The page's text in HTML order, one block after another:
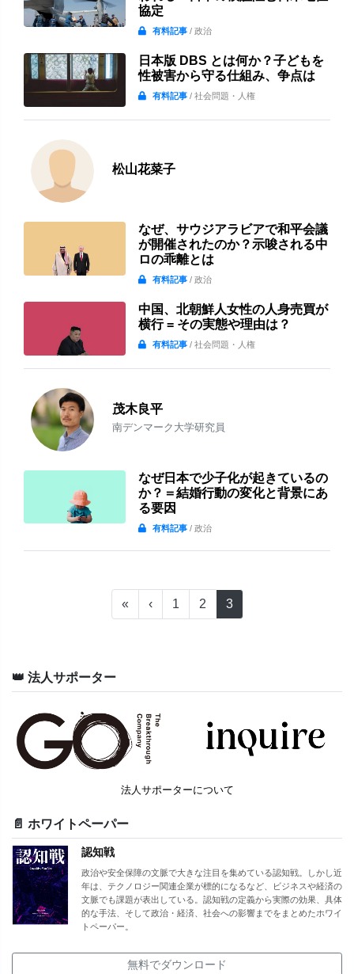
協定
有料記事/ 政治
日本版 DBS とは何か？子どもを
性被害から守る仕組み、争点は
有料記事/ 社会問題・人権
松山花菜子
なぜ、サウジアラビアで和平会議
が開催されたのか？示唆される中
ロの乖離とは
有料記事/ 政治
中国、北朝鮮人女性の人身売買が
横行 = その実態や理由は？
有料記事/ 社会問題・人権
茂木良平
南デンマーク大学研究員
なぜ日本で少子化が起きているの
か？＝結婚行動の変化と背景にあ
る要因
有料記事/ 政治
« ‹ 1 2 3
👑 法人サポーター
法人サポーターについて
📄 ホワイトペーパー
認知戦
政治や安全保障の文脈で大きな注目を集めている認知戦。しかし近
年は、テクノロジー関連企業が標的になるなど、ビジネスや経済の
文脈でも課題が表出している。認知戦の定義から実際の効果、具体
的な手法、そして政治・経済、社会への影響までをまとめたホワイ
トペーパー。
無料でダウンロード